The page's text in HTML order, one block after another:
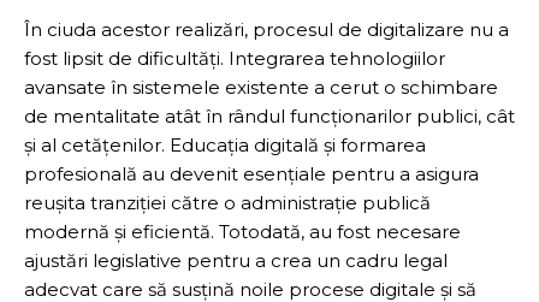
În ciuda acestor realizări, procesul de digitalizare nu a
fost lipsit de dificultăți. Integrarea tehnologiilor
avansate în sistemele existente a cerut o schimbare
de mentalitate atât în rândul funcționarilor publici, cât
și al cetățenilor. Educația digitală și formarea
profesională au devenit esențiale pentru a asigura
reușita tranziției către o administrație publică
modernă și eficientă. Totodată, au fost necesare
ajustări legislative pentru a crea un cadru legal
adecvat care să susțină noile procese digitale și să